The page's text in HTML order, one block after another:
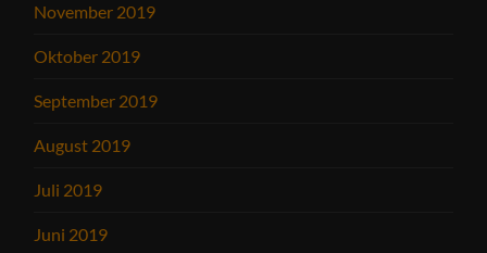
November 2019
Oktober 2019
September 2019
August 2019
Juli 2019
Juni 2019